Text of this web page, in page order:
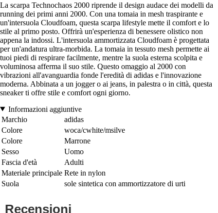
La scarpa Technochaos 2000 riprende il design audace dei modelli da
running dei primi anni 2000. Con una tomaia in mesh traspirante e
un'intersuola Cloudfoam, questa scarpa lifestyle mette il comfort e lo
stile al primo posto. Offrirà un'esperienza di benessere olistico non
appena la indossi. L'intersuola ammortizzata Cloudfoam è progettata
per un'andatura ultra-morbida. La tomaia in tessuto mesh permette ai
tuoi piedi di respirare facilmente, mentre la suola esterna scolpita e
voluminosa afferma il suo stile. Questo omaggio al 2000 con
vibrazioni all'avanguardia fonde l'eredità di adidas e l'innovazione
moderna. Abbinata a un jogger o ai jeans, in palestra o in città, questa
sneaker ti offre stile e comfort ogni giorno.
Informazioni aggiuntive
Marchio
adidas
Colore
woca/cwhite/msilve
Colore
Marrone
Sesso
Uomo
Fascia d'età
Adulti
Materiale principale Rete in nylon
Suola
sole sintetica con ammortizzatore di urti